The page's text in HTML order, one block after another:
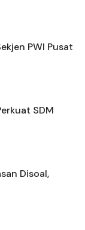
PWI Pusat
SDM
Disoal,